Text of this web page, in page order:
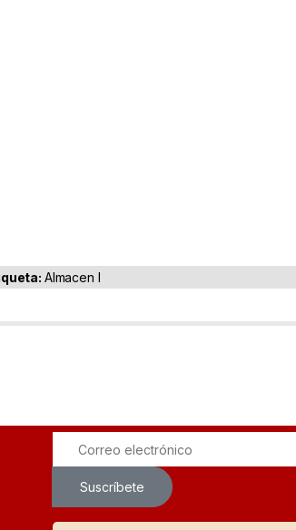
Almacen I
Suscríbete